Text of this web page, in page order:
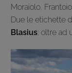
Moraiolo,
Due le etichette
Blasius; oltre ad